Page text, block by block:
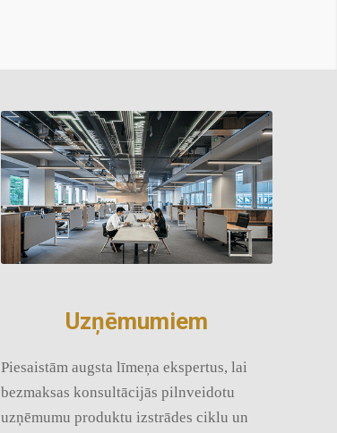
Uzņēmumiem
Piesaistām augsta līmeņa ekspertus, lai
bezmaksas konsultācijās pilnveidotu
uzņēmumu produktu izstrādes ciklu un